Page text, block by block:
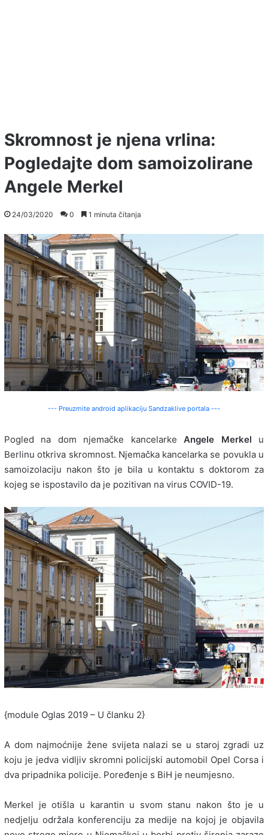
Skromnost je njena vrlina:
Pogledajte dom samoizolirane
Angele Merkel
24/03/2020 0 1 minuta čitanja
--- Preuzmite android aplikaciju Sandzaklive portala ---
Pogled na dom njemačke kancelarkeAngele Merkel u
Berlinu otkriva skromnost. Njemačka kancelarka se povukla u
samoizolaciju nakon što je bila u kontaktu s doktorom za
kojeg se ispostavilo da je pozitivan na virus COVID-19.
{module Oglas 2019 – U članku 2}
A dom najmoćnije žene svijeta nalazi se u staroj zgradi uz
koju je jedva vidljiv skromni policijski automobil Opel Corsa i
dva pripadnika policije. Poređenje s BiH je neumjesno.
Merkel je otišla u karantin u svom stanu nakon što je u
nedjelju održala konferenciju za medije na kojoj je objavila